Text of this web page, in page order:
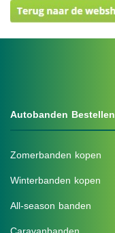
Autobanden Bestellen
Zomerbanden kopen
Winterbanden kopen
All-season banden